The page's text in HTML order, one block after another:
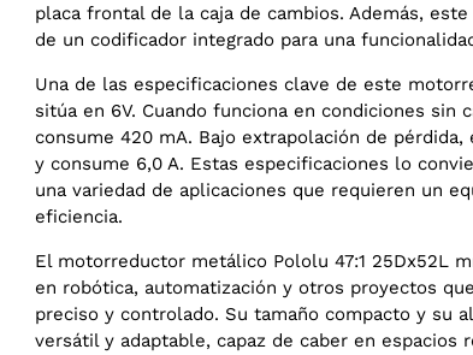
placa frontal de la caja de cambios. Además,
de un codificador integrado para una
Una de las especificaciones clave de este
sitúa en 6V. Cuando funciona en condiciones sin
consume 420 mA. Bajo extrapolación de
y consume 6,0 A. Estas especificaciones lo
una variedad de aplicaciones que requieren un
eficiencia.
El motorreductor metálico Pololu 47:1 25Dx52L
en robótica, automatización y otros proyectos
preciso y controlado. Su tamaño compacto y su
versátil y adaptable, capaz de caber en espacios